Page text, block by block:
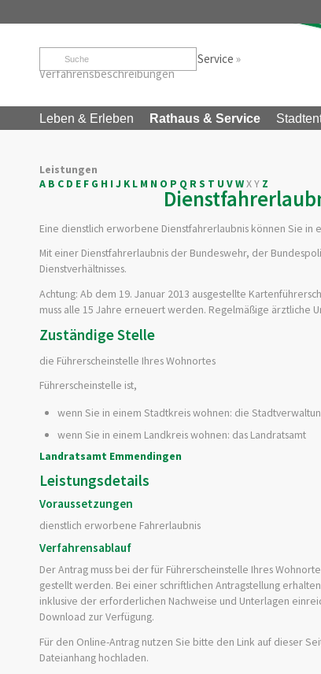
Startseite Service »
Verfahrensbeschreibungen
Leben & Erleben Rathaus & Service
Leistungen
A B C D E F G H I J K L M N O P Q RS T U VWXY Z
Eine dienstlich erworbene Dienstfahrerlaubnis können Sie in
Mit einer Dienstfahrerlaubnis der Bundeswehr, der
Dienstverhältnisses.
Achtung: Ab dem 19. Januar 2013 ausgestellte
muss alle 15 Jahre erneuert werden. Regelmäßige ärztliche
Zuständige Stelle
die Führerscheinstelle Ihres Wohnortes
Führerscheinstelle ist,
wenn Sie in einem Stadtkreis wohnen: die
wenn Sie in einem Landkreis wohnen: das Landratsamt
Landratsamt Emmendingen
Leistungsdetails
Voraussetzungen
dienstlich erworbene Fahrerlaubnis
Verfahrensablauf
Der Antrag muss bei der für Führerscheinstelle Ihres
gestellt werden. Bei einer schriftlichen Antragstellung
inklusive der erforderlichen Nachweise und Unterlagen
Download zur Verfügung.
Für den Online-Antrag nutzen Sie bitte den Link auf dieser
Dateianhang hochladen.